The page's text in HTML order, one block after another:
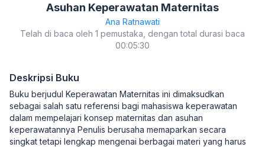
Asuhan Keperawatan Maternitas
Ana Ratnawati
Telah di baca oleh 1 pemustaka, dengan total durasi baca
00:05:30
Deskripsi Buku
Buku berjudul Keperawatan Maternitas ini dimaksudkan
sebagai salah satu referensi bagi mahasiswa keperawatan
dalam mempelajari konsep maternitas dan asuhan
keperawatannya Penulis berusaha memaparkan secara
singkat tetapi lengkap mengenai berbagai materi yang harus